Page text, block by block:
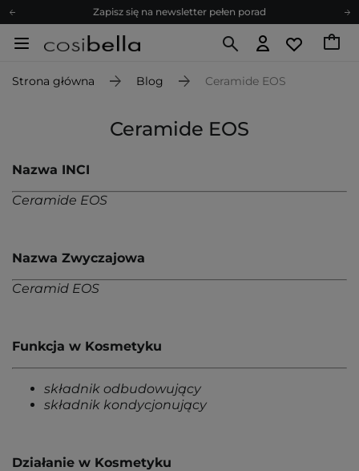
Zapisz się na newsletter pełen porad
Bezpłatne konsultacje kosmetologiczne
Poleć nas i zyskaj jeszcze więcej punktów
Strona główna Blog Ceramide EOS
Ceramide EOS
Nazwa INCI
Ceramide EOS
Nazwa Zwyczajowa
Ceramid EOS
Funkcja w Kosmetyku
składnik odbudowujący
składnik kondycjonujący
Działanie w Kosmetyku